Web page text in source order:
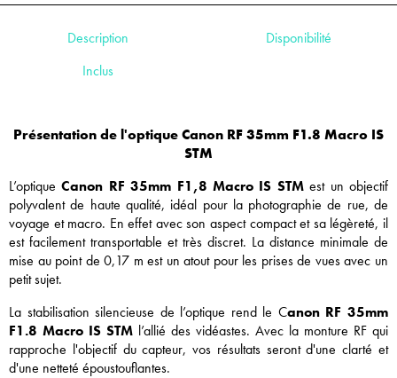
Description
Disponibilité
Inclus
Présentation de l'optique Canon RF 35mm F1.8 Macro IS
STM
L’optiqueCanon RF 35mm F1,8 Macro IS STMest un objectif
polyvalent de haute qualité, idéal pour la photographie de rue, de
voyage et macro. En effet avec son aspect compact et sa légèreté, il
est facilement transportable et très discret. La distance minimale de
mise au point de 0,17 m est un atout pour les prises de vues avec un
petit sujet.
La stabilisation silencieuse de l’optique rend le Canon RF 35mm
F1.8 Macro IS STM l’allié des vidéastes. Avec la monture RF qui
rapproche l'objectif du capteur, vos résultats seront d'une clarté et
d'une netteté époustouflantes.